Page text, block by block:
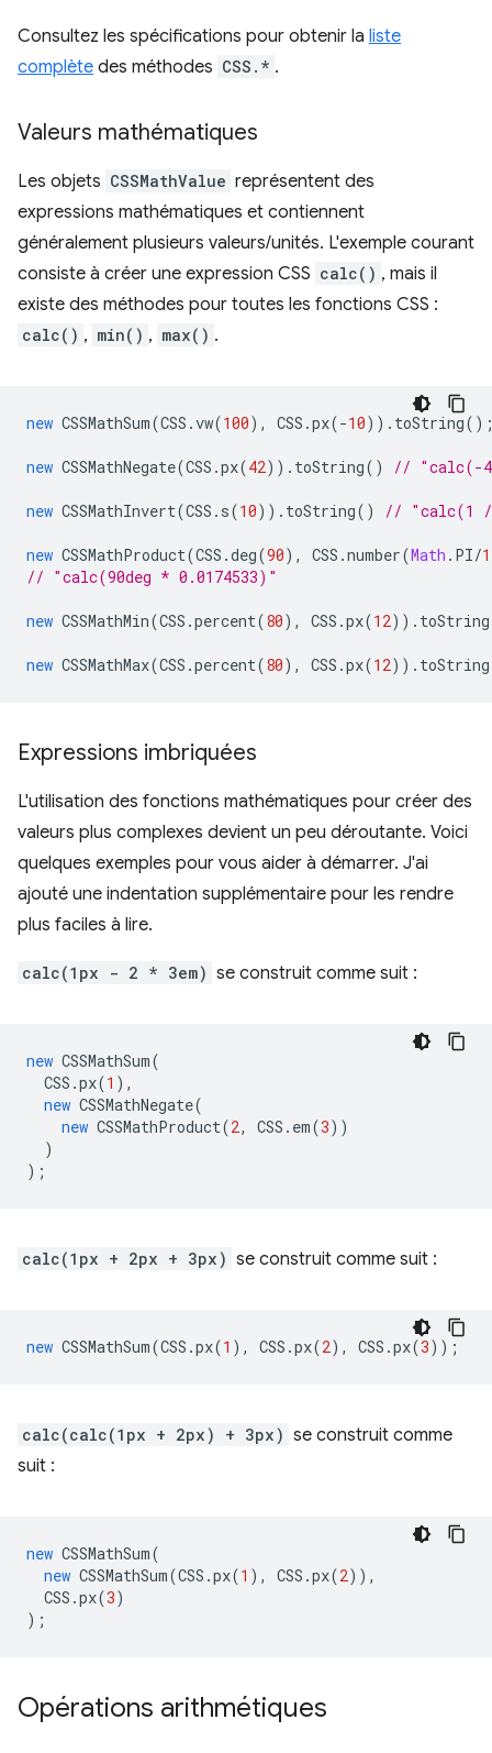
Consultez les spécifications pour obtenir la liste
complète des méthodes CSS.* .
Valeurs mathématiques
Les objets CSSMathValue représentent des
expressions mathématiques et contiennent
généralement plusieurs valeurs/unités. L'exemple courant
consiste à créer une expression CSS calc() , mais il
existe des méthodes pour toutes les fonctions CSS :
calc() , min() , max() .
new CSSMathSum(CSS .vw(100), CSS .px(-10)). toString
new CSSMathNegate(CSS .px(42)). toString() // "calc(-
new CSSMathInvert(CSS . s(10)). toString() // "calc(1
new CSSMathProduct(CSS .deg(90), CSS .number(Math . PI/
// "calc(90deg * 0.0174533)"
new CSSMathMin(CSS .percent(80), CSS .px(12)). toString
new CSSMathMax(CSS .percent(80), CSS .px(12)). toString
Expressions imbriquées
L'utilisation des fonctions mathématiques pour créer des
valeurs plus complexes devient un peu déroutante. Voici
quelques exemples pour vous aider à démarrer. J'ai
ajouté une indentation supplémentaire pour les rendre
plus faciles à lire.
calc(1px - 2 * 3em) se construit comme suit :
new CSSMathSum(
CSS .px(1 ),
new CSSMathNegate(
new CSSMathProduct(2, CSS . em(3))
)
);
calc(1px + 2px + 3px) se construit comme suit :
new CSSMathSum(CSS .px(1 ), CSS .px(2), CSS .px(3));
calc(calc(1px + 2px) + 3px) se construit comme
suit :
new CSSMathSum(
new CSSMathSum(CSS .px(1 ), CSS .px(2)),
CSS .px(3)
);
Opérations arithmétiques